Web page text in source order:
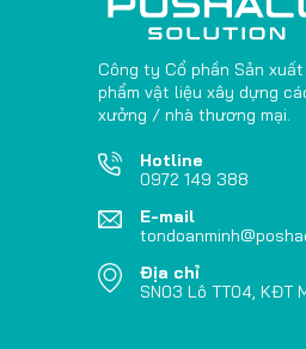
Công ty Cổ phần Sản
phẩm vật liệu xây dựng
xưởng / nhà thương mại.
Hotline
0972 149 388
E-mail
Địa chỉ
SN03 Lô TT04, KĐT